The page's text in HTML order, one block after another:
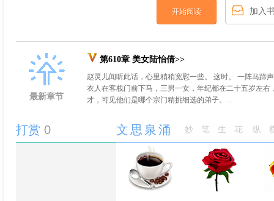
开始阅读 加入
最新章节
第610章 美女陆怡倩>>
赵灵儿闻听此话，心里稍稍宽慰一些。 这时。 一阵马蹄
衣人在客栈门前下马，三男一女，年纪都在二十五岁左
才，可见他们是哪个宗门精挑细选的弟子。 ..
打赏 0 文思泉涌 妙笔生花 纵